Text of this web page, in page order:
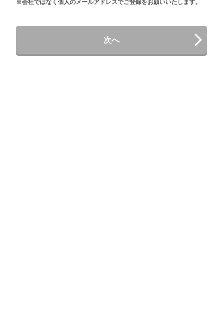
※会社ではなく個人のメールアドレスでご登録をお願いいたします。
次へ